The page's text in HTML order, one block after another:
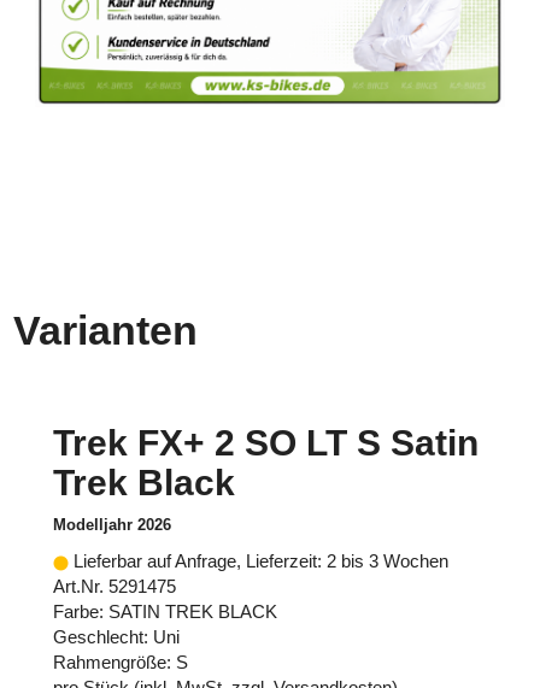
Varianten
Trek FX+ 2 SO LT S Satin
Trek Black
Modelljahr 2026
Lieferbar auf Anfrage, Lieferzeit: 2 bis 3 Wochen
Art.Nr. 5291475
Farbe: SATIN TREK BLACK
Geschlecht: Uni
Rahmengröße: S